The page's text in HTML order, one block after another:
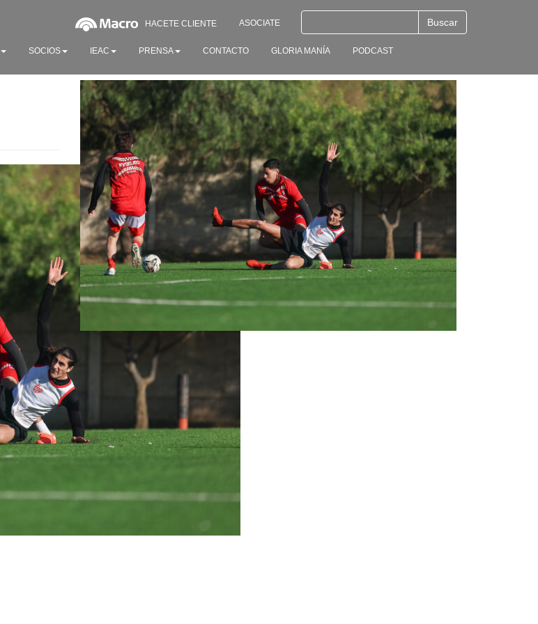
HACETE CLIENTE ASOCIATE
SOCIOS IEAC PRENSA CONTACTO GLORIA MANÍA PODCAST